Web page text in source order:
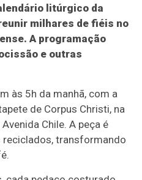
litúrgico da
milhares de fiéis no
A programação
e outras
às 5h da manhã, com a
de Corpus Christi, na
Chile. A peça é
transformando